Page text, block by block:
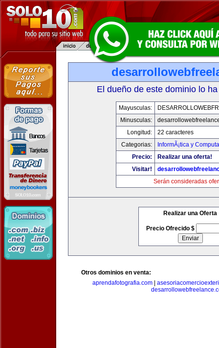
El dueño de este dominio lo
Mayusculas:
Minusculas:
Longitud:
22 caracteres
Categorias:
InformÃ¡tica y
Precio:
Realizar una oferta!
Visitar!
Serán consideradas
Realizar una Oferta
Precio Ofrecido $
Otros dominios en venta:
aprendafotografia.com